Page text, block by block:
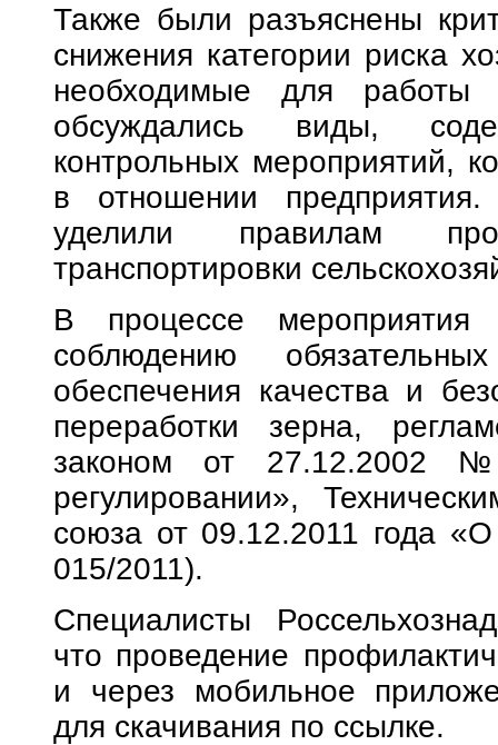
Также были разъяснены
снижения категории риска
необходимые для работы
обсуждались виды,
контрольных мероприятий,
в отношении
уделили правилам
транспортировки
В процессе
соблюдению
обеспечения качества и
переработки зерна,
законом от 27.12.2002
регулировании»,
союза от 09.12.2011 года
015/2011).
Специалисты
что проведение
и через мобильное
для скачивания по ссылке.